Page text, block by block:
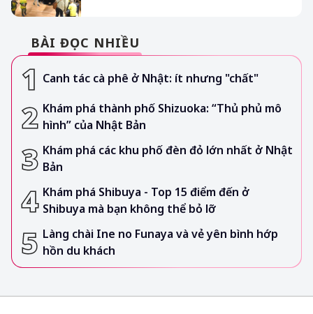
BÀI ĐỌC NHIỀU
Canh tác cà phê ở Nhật: ít nhưng "chất"
Khám phá thành phố Shizuoka: “Thủ phủ mô
hình” của Nhật Bản
Khám phá các khu phố đèn đỏ lớn nhất ở Nhật
Bản
Khám phá Shibuya - Top 15 điểm đến ở
Shibuya mà bạn không thể bỏ lỡ
Làng chài Ine no Funaya và vẻ yên bình hớp
hồn du khách